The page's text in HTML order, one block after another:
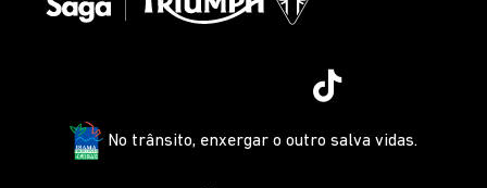
No trânsito, enxergar o outro salva vidas.